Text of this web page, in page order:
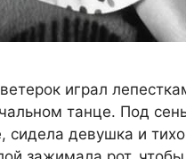
играл
танце. Под
сидела девушка и